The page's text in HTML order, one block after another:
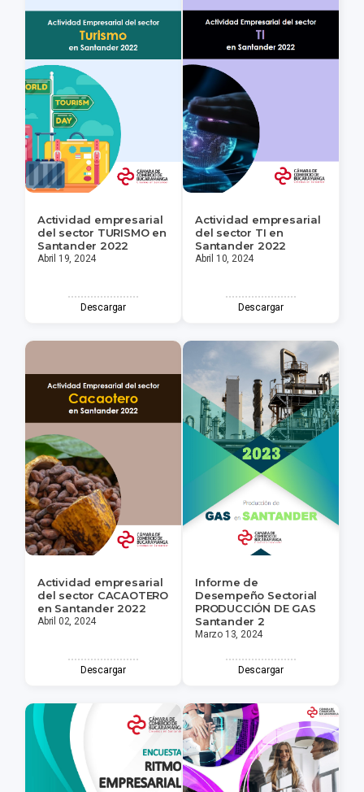
Actividad empresarial
del sector TURISMO en
Santander 2022
Abril 19, 2024
Descargar
Actividad empresarial
del sector TI en
Santander 2022
Abril 10, 2024
Descargar
Actividad empresarial
del sector CACAOTERO
en Santander 2022
Abril 02, 2024
Descargar
Informe de
Desempeño Sectorial
PRODUCCIÓN DE GAS
Santander 2
Marzo 13, 2024
Descargar